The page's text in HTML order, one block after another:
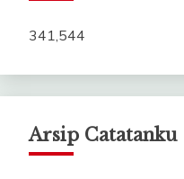
341,544
Arsip Catatanku